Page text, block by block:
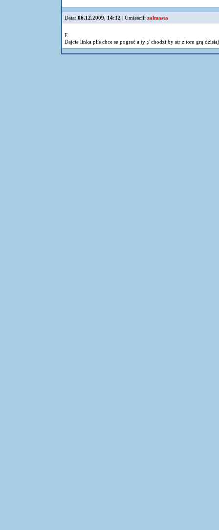
Data: 06.12.2009, 14:12 | Umieścił: zalmasta
E
Dajcie linka plis chce se pograć a ty ;/ chodzi by str z tom grą dzisiaj